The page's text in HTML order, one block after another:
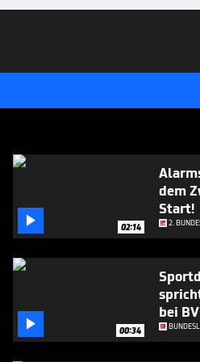
 02:14
dem
Start!
 00:34
bei